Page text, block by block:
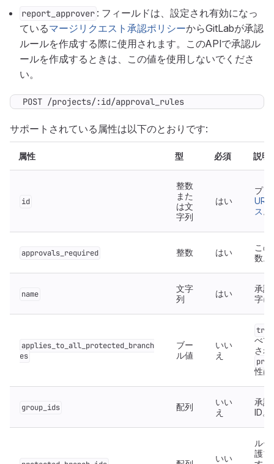
report_approver : フィールドは、設定され有効になっ
ているマージリクエスト承認ポリシーからGitLabが承認
ルールを作成する際に使用されます。このAPIで承認ル
ールを作成するときは、この値を使用しないでくださ
い。
POST /projects/:id/approval_rules
サポートされている属性は以下のとおりです:
属性 型 必須 説明
id
整数
また
は文
字列
はい
プロ
URL
ス
approvals_required 整数 はい
こ
数。
name
文字
列
はい
承認
字に
applies_to_all_protected_branch
es
ブー
ル値
いい
え
true
べて
され
性は
group_ids 配列
いい
え
承認
ID。
いい
ル
護ブ